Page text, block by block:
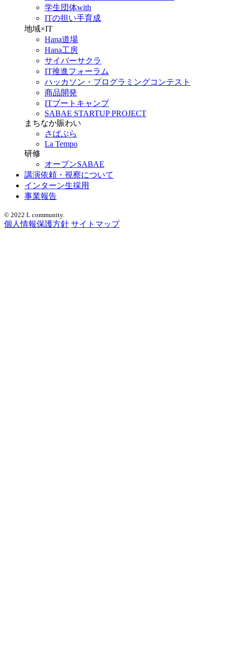
学生団体with
ITの担い手育成
地域×IT
Hana道場
Hana工房
サイバーサクラ
IT推進フォーラム
ハッカソン・プログラミングコンテスト
商品開発
ITブートキャンプ
SABAE STARTUP PROJECT
まちなか賑わい
さばぷら
La Tempo
研修
オープンSABAE
講演依頼・視察について
インターン生採用
事業報告
© 2022 L community.
個人情報保護方針 サイトマップ